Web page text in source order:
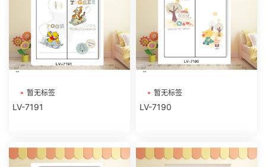
暂无标签
LV-7191
暂无标签
LV-7190